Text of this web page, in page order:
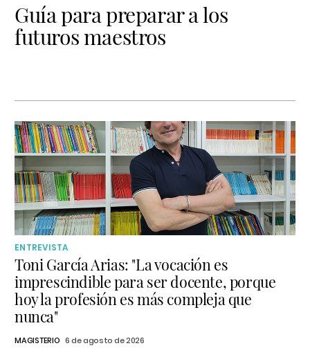
Guía para preparar a los
futuros maestros
ENTREVISTA
Toni García Arias: "La vocación es
imprescindible para ser docente, porque
hoy la profesión es más compleja que
nunca"
MAGISTERIO 6 de agosto de 2026